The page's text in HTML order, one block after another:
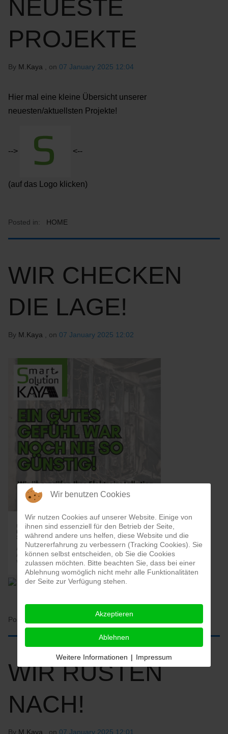
NEUESTE
PROJEKTE
By M.Kaya , on 07 January 2025 12:04
Hier mal eine kleine Übersicht unserer
neuesten/aktuellsten Projekte!
--> <--
(auf das Logo klicken)
Posted in: HOME
WIR CHECKEN
DIE LAGE!
By M.Kaya , on 07 January 2025 12:02
Posted in:
WIR RÜSTEN
NACH!
By M.Kaya , on 07 January 2025 12:01
Wir benutzen Cookies
Wir nutzen Cookies auf unserer Website. Einige von
ihnen sind essenziell für den Betrieb der Seite,
während andere uns helfen, diese Website und die
Nutzererfahrung zu verbessern (Tracking Cookies). Sie
können selbst entscheiden, ob Sie die Cookies
zulassen möchten. Bitte beachten Sie, dass bei einer
Ablehnung womöglich nicht mehr alle Funktionalitäten
der Seite zur Verfügung stehen.
Akzeptieren
Ablehnen
Weitere Informationen | Impressum